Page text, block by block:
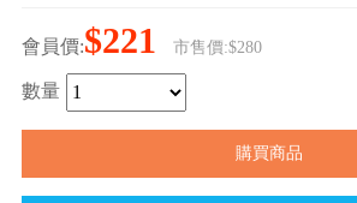
會員價:$221 市售價:$280
數量